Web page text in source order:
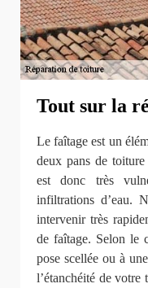
Tout sur la
Le faîtage est un
deux pans de
est donc très
infiltrations d’eau.
intervenir très
de faîtage. Selon le
pose scellée ou à
l’étanchéité de votre